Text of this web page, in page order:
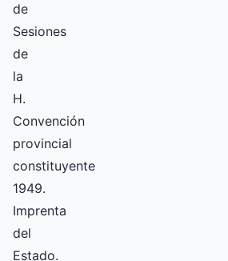
de
Sesiones
de
la
H.
Convención
provincial
constituyente
1949.
Imprenta
del
Estado.